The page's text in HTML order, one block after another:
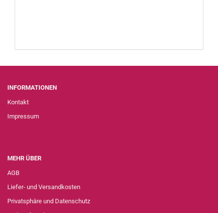
INFORMATIONEN
Kontakt
Impressum
MEHR ÜBER
AGB
Liefer- und Versandkosten
Privatsphäre und Datenschutz